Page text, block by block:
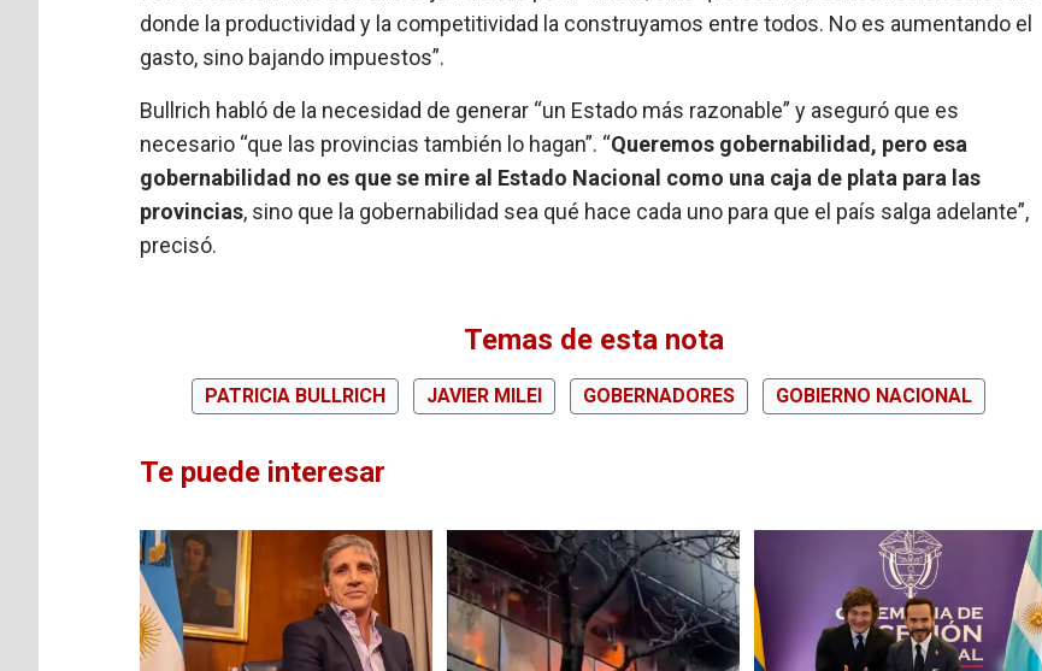
donde la productividad y la competitividad la construyamos entre todos. No es aumentando el
gasto, sino bajando impuestos”.
Bullrich habló de la necesidad de generar “un Estado más razonable” y aseguró que es
necesario “que las provincias también lo hagan”. “Queremos gobernabilidad, pero esa
gobernabilidad no es que se mire al Estado Nacional como una caja de plata para las
provincias, sino que la gobernabilidad sea qué hace cada uno para que el país salga adelante”,
precisó.
Temas de esta nota
PATRICIA BULLRICH JAVIER MILEI GOBERNADORES GOBIERNO NACIONAL
Te puede interesar